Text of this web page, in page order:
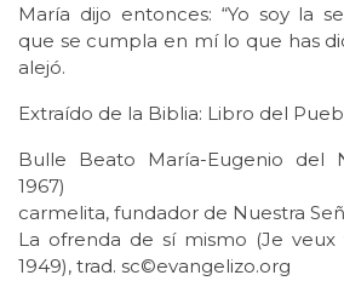
María dijo entonces: “Yo soy la
que se cumpla en mí lo que has
alejó.
Extraído de la Biblia: Libro del
Bulle Beato María-Eugenio del
1967)
carmelita, fundador de Nuestra
La ofrenda de sí mismo (Je veux
1949), trad. sc©evangelizo.org